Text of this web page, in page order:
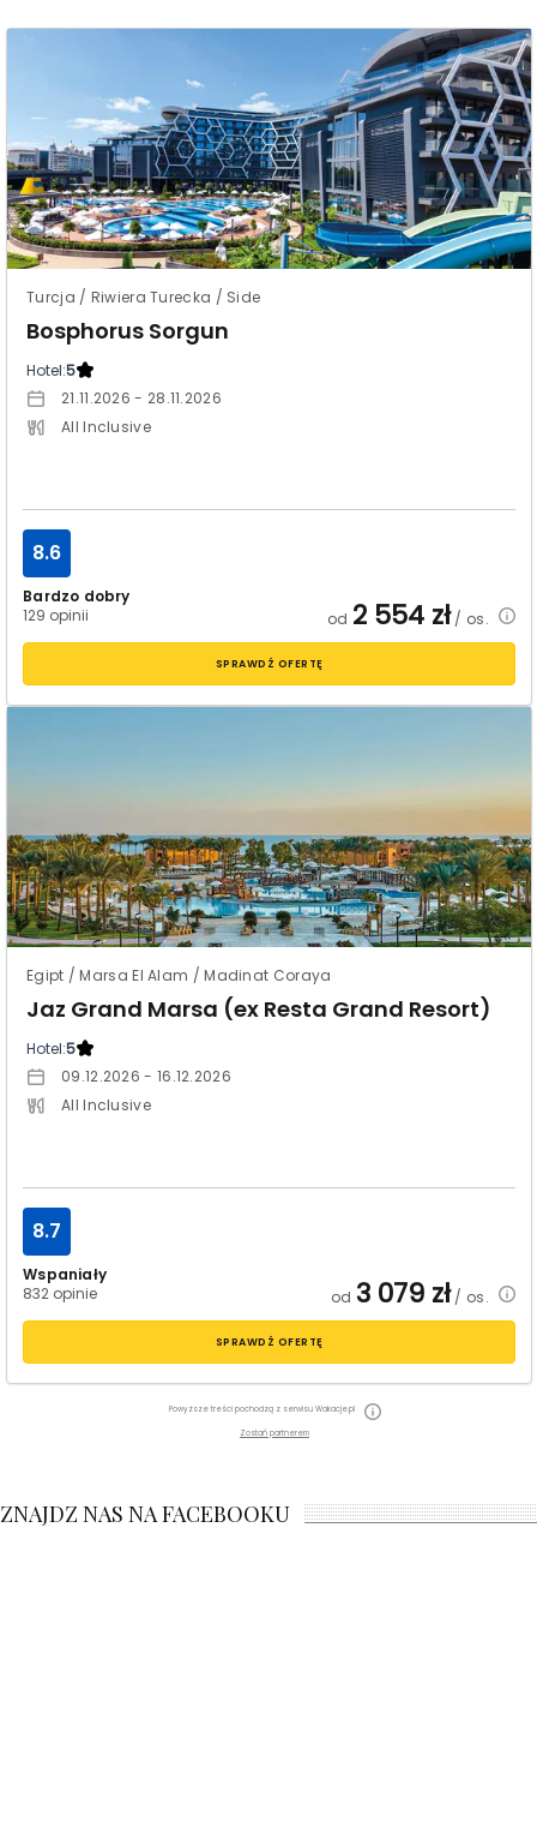
Turcja / Riwiera Turecka / Side
Bosphorus Sorgun
Hotel:5
21.11.2026 - 28.11.2026
All Inclusive
Bardzo dobry
129 opinii
8.6
od 2 554 zł/ os.
SPRAWDŹ OFERTĘ
Egipt / Marsa El Alam / Madinat Coraya
Jaz Grand Marsa (ex Resta Grand Resort)
Hotel:5
09.12.2026 - 16.12.2026
All Inclusive
Wspaniały
832 opinie
8.7
od 3 079 zł/ os.
SPRAWDŹ OFERTĘ
Powyższe treści pochodzą z serwisu Wakacje.pl
Zostań partnerem
ZNAJDZ NAS NA FACEBOOKU